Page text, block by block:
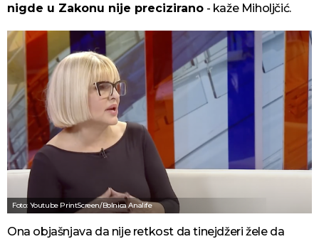
nigde u Zakonu nije precizirano - kaže Miholjčić.
Foto: Youtube PrintScreen/Bolnica Analife
Ona objašnjava da nije retkost da tinejdžeri žele da